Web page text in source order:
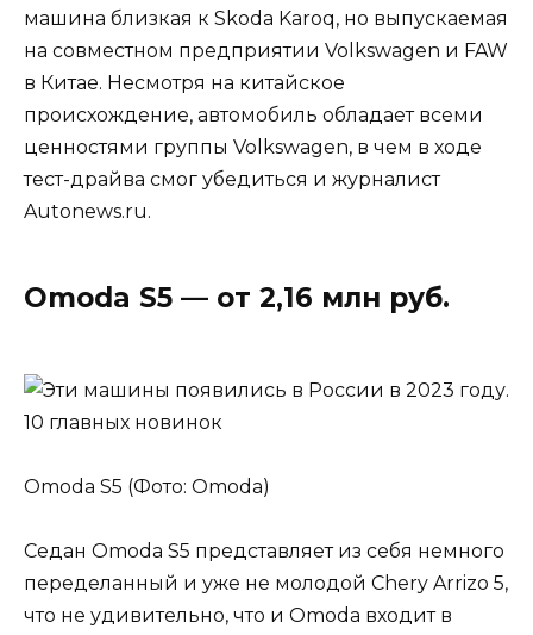
машина близкая к Skoda Karoq, но выпускаемая
на совместном предприятии Volkswagen и FAW
в Китае. Несмотря на китайское
происхождение, автомобиль обладает всеми
ценностями группы Volkswagen, в чем в ходе
тест-драйва смог убедиться и журналист
Autonews.ru.
Omoda S5 — от 2,16 млн руб.
Omoda S5 (Фото: Omoda)
Седан Omoda S5 представляет из себя немного
переделанный и уже не молодой Chery Arrizo 5,
что не удивительно, что и Omoda входит в